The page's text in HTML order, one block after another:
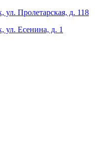
ул. Пролетарская, д. 118
ул. Есенина, д. 1